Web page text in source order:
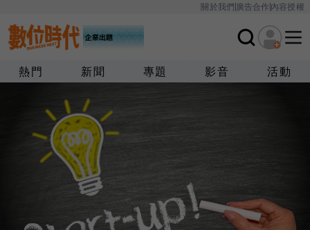
關於我們廣告合作內容授權
熱門 新聞 專題 影音 活動